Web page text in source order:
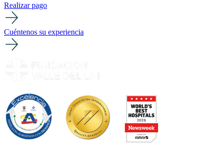
Realizar pago
Cuéntenos su experiencia